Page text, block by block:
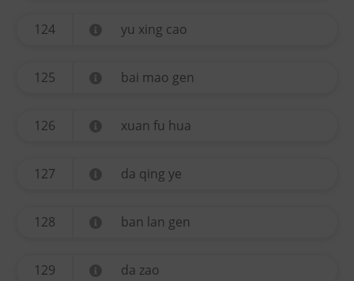
124 yu xing cao
125 bai mao gen
126 xuan fu hua
127 da qing ye
128 ban lan gen
129 da zao